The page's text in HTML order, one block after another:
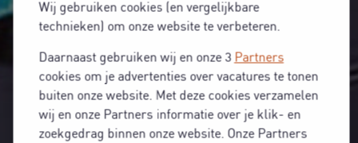
Wij gebruiken cookies (en vergelijkbare
technieken) om onze website te verbeteren.
Daarnaast gebruiken wij en onze 3 Partners
cookies om je advertenties over vacatures te tonen
buiten onze website. Met deze cookies verzamelen
wij en onze Partners informatie over je klik- en
zoekgedrag binnen onze website. Onze Partners